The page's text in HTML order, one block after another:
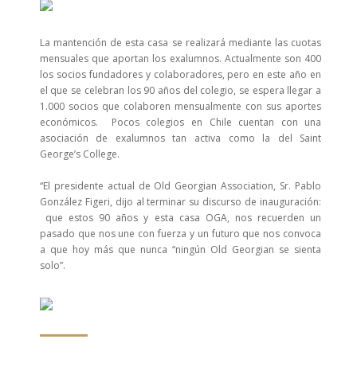
La mantención de esta casa se realizará mediante las cuotas
mensuales que aportan los exalumnos. Actualmente son 400
los socios fundadores y colaboradores, pero en este año en
el que se celebran los 90 años del colegio, se espera llegar a
1.000 socios que colaboren mensualmente con sus aportes
económicos. Pocos colegios en Chile cuentan con una
asociación de exalumnos tan activa como la del Saint
George’s College.
“El presidente actual de Old Georgian Association, Sr. Pablo
González Figeri, dijo al terminar su discurso de inauguración:
que estos 90 años y esta casa OGA, nos recuerden un
pasado que nos une con fuerza y un futuro que nos convoca
a que hoy más que nunca “ningún Old Georgian se sienta
solo”.